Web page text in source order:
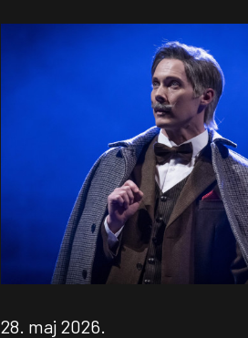
28. maj 2026.